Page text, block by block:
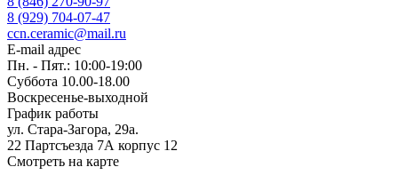
8 (929) 704-07-47
ccn.ceramic@mail.ru
E-mail адрес
Пн. - Пят.: 10:00-19:00
Суббота 10.00-18.00
Воскресенье-выходной
График работы
ул. Стара-Загора, 29а.
22 Партсъезда 7А корпус 12
Смотреть на карте